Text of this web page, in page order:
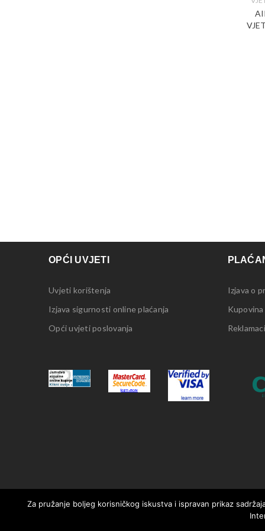
OPĆI UVJETI
Uvjeti korištenja
Izjava sigurnosti online plaćanja
Opći uvjeti poslovanja
Izjava o
Za pružanje boljeg korisničkog iskustva i ispravan prikaz